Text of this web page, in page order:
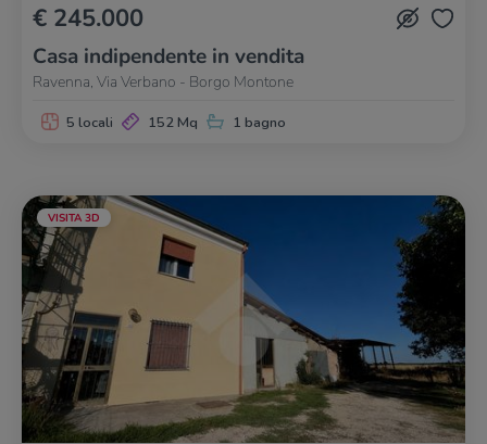
€ 245.000
Casa indipendente in vendita
Ravenna, Via Verbano - Borgo Montone
5 locali 152 Mq 1 bagno
VISITA 3D